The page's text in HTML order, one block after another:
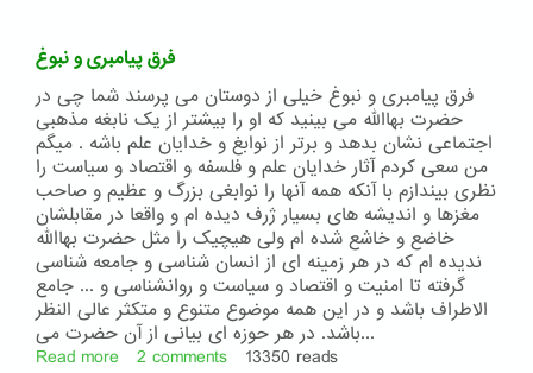
-
طاهره
قره
العین
پرچم
دار
آزادی
زنان
فرق پیامبری و نبوغ
فرق پیامبری و نبوغ خیلی از دوستان می پرسند شما چی در
حضرت بهاالله می بینید که او را بیشتر از یک نابغه مذهبی
اجتماعی نشان بدهد و برتر از نوابغ و خدایان علم باشه . میگم
من سعی کردم آثار خدایان علم و فلسفه و اقتصاد و سیاست را
نظری بیندازم با آنکه همه آنها را نوابغی بزرگ و عظیم و صاحب
مغزها و اندیشه های بسیار ژرف دیده ام و واقعا در مقابلشان
خاضع و خاشع شده ام ولی هیچیک را مثل حضرت بهاالله
ندیده ام که در هر زمینه ای از انسان شناسی و جامعه شناسی
گرفته تا امنیت و اقتصاد و سیاست و روانشناسی و ... جامع
الاطراف باشد و در این همه موضوع متنوع و متکثر عالی النظر
باشد. در هر حوزه ای بیانی از آن حضرت می...
Read more about
2 comments 13350 reads